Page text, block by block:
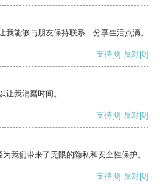
我能够与朋友保持联系，分享生活点滴。
支持[0] 反对[0]
让我消磨时间。
支持[0] 反对[0]
我们带来了无限的隐私和安全性保护。
支持[0] 反对[0]